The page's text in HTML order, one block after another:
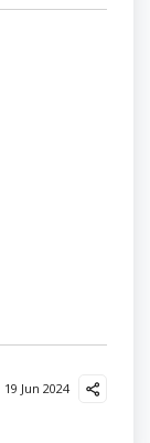
19 Jun 2024